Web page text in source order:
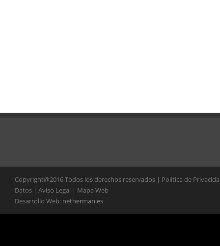
Copyright@2016 Todos los derechos reservados | Política de
Datos | Aviso Legal | Mapa Web
Desarrollo Web: netherman.es